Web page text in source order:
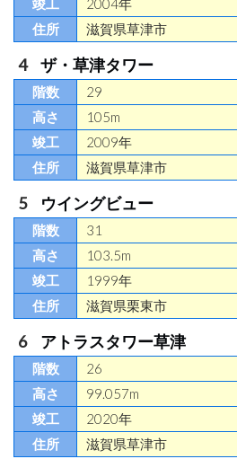
2004年
滋賀県草津市
ザ・草津タワー
29
105m
2009年
滋賀県草津市
ウイングビュー
31
103.5m
1999年
滋賀県栗東市
アトラスタワー草津
26
99.057m
2020年
滋賀県草津市